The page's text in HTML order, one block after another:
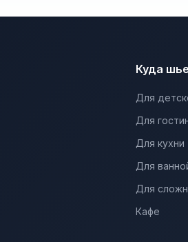
Куда
Для
Для
Для кухни
Для
Для
Кафе